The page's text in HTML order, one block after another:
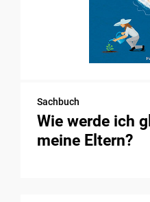
Sachbuch
Wie werde ich
meine Eltern?